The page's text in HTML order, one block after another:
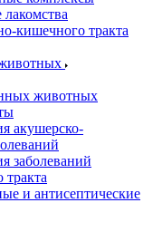
кишечного тракта
животных
акушерско-
заболеваний
и антисептические